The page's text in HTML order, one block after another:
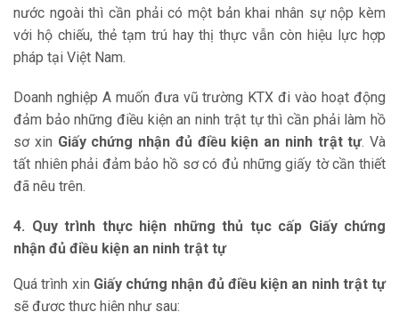
nước ngoài thì cần phải có một bản khai nhân sự nộp kèm
với hộ chiếu, thẻ tạm trú hay thị thực vẫn còn hiệu lực hợp
pháp tại Việt Nam.
Doanh nghiệp A muốn đưa vũ trường KTX đi vào hoạt động
đảm bảo những điều kiện an ninh trật tự thì cần phải làm hồ
sơ xin Giấy chứng nhận đủ điều kiện an ninh trật tự. Và
tất nhiên phải đảm bảo hồ sơ có đủ những giấy tờ cần thiết
đã nêu trên.
4. Quy trình thực hiện những thủ tục cấp Giấy chứng
nhận đủ điều kiện an ninh trật tự
Quá trình xin Giấy chứng nhận đủ điều kiện an ninh trật tự
sẽ được thực hiện như sau: